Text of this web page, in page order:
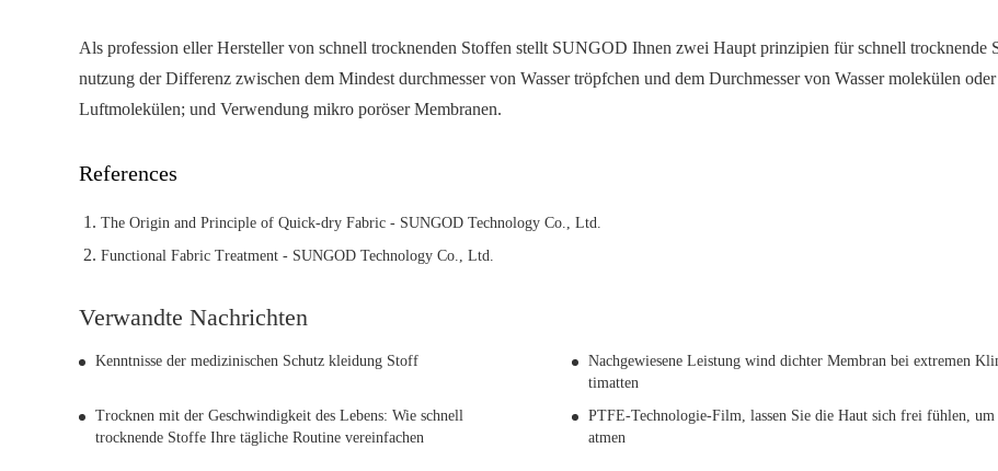
Als profession eller Hersteller von schnell trocknenden Stoffen stellt SUNGOD Ihnen zwei Haupt prinzipien für schnell trocknende
nutzung der Differenz zwischen dem Mindest durchmesser von Wasser tröpfchen und dem Durchmesser von Wasser molekülen oder
Luftmolekülen; und Verwendung mikro poröser Membranen.
References
The Origin and Principle of Quick-dry Fabric - SUNGOD Technology Co., Ltd.
Functional Fabric Treatment - SUNGOD Technology Co., Ltd.
Verwandte Nachrichten
Kenntnisse der medizinischen Schutz kleidung Stoff
Nachgewiesene Leistung wind dichter Membran bei extremen
timatten
Trocknen mit der Geschwindigkeit des Lebens: Wie schnell
trocknende Stoffe Ihre tägliche Routine vereinfachen
PTFE-Technologie-Film, lassen Sie die Haut sich frei fühlen, um
atmen